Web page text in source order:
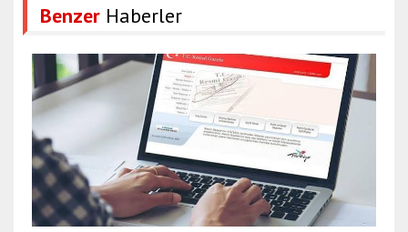
Benzer Haberler